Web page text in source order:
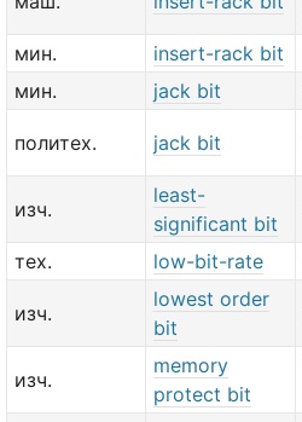
мин.
insert-rack bit
мин.
jack bit
политех. jack bit
изч.
least-
significant bit
тех. low-bit-rate
изч.
lowest order
bit
изч.
memory
protect bit